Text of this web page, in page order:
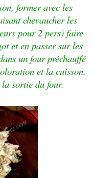
former avec les
chevaucher les
pour 2 pers) faire
et en passer sur les
un four préchauffé
et la cuisson.
sortie du four.